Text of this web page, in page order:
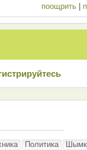
поощрить
Политика